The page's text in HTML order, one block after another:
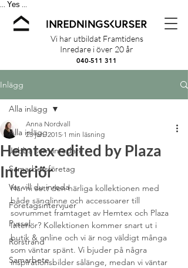
Yes
Vi har utbildat Framtidens
Inredare i över 20 år
040-511 311
Inlägg
Alla inlägg
Jobba som inredare
Samarbetsföretag
Var vill du inreda
Företagsintervjuer
Pyssel
Rörstrand
Samarbete
Alla inlägg
Hemtex edited by Plaza
Interiör
Anna Nordvall
23 jan. 2015 1 min läsning
Har ni sett den härliga kollektionen med
både sänglinne och accessoarer till
sovrummet framtaget av Hemtex och Plaza
Interiör? Kollektionen kommer snart ut i
butik & online och vi är nog väldigt många
som väntar spänt. Vi bjuder på några
inspirationsbilder sålänge, medan vi väntar